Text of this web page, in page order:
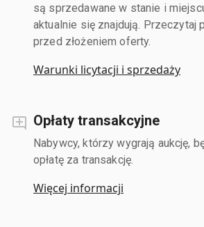
są sprzedawane w stanie i
aktualnie się znajdują. Przeczytaj
przed złożeniem oferty.
Warunki licytacji i sprzedaży
Opłaty transakcyjne
Nabywcy, którzy wygrają aukcję,
opłatę za transakcję.
Więcej informacji